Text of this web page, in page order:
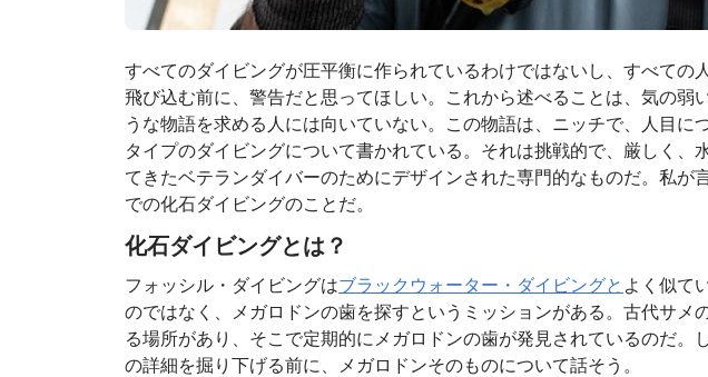
すべてのダイビングが圧平衡に作られているわけではないし、すべての
飛び込む前に、警告だと思ってほしい。これから述べることは、気の弱
うな物語を求める人には向いていない。この物語は、ニッチで、人目に
タイプのダイビングについて書かれている。それは挑戦的で、厳しく、
てきたベテランダイバーのためにデザインされた専門的なものだ。私が
での化石ダイビングのことだ。
化石ダイビングとは？
フォッシル・ダイビングはブラックウォーター・ダイビングと よく似て
のではなく、メガロドンの歯を探すというミッションがある。古代サメ
る場所があり、そこで定期的にメガロドンの歯が発見されているのだ。
の詳細を掘り下げる前に、メガロドンそのものについて話そう。